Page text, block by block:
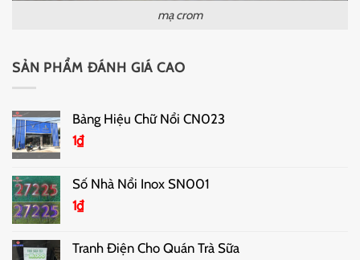
mạ crom
SẢN PHẨM ĐÁNH GIÁ CAO
Bảng Hiệu Chữ Nổi CN023
1₫
Số Nhà Nổi Inox SN001
1₫
Tranh Điện Cho Quán Trà Sữa